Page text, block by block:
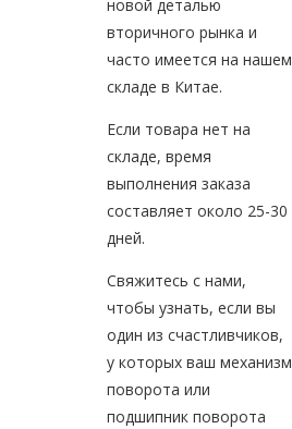
новой деталью
вторичного рынка и
часто имеется на нашем
складе в Китае.
Если товара нет на
складе, время
выполнения заказа
составляет около 25-30
дней.
Свяжитесь с нами,
чтобы узнать, если вы
один из счастливчиков,
у которых ваш механизм
поворота или
подшипник поворота